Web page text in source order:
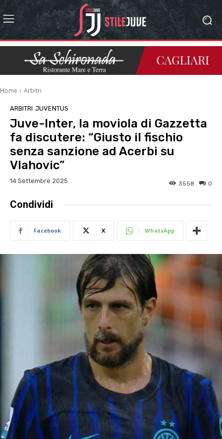
Home Arbitri
ARBITRI JUVENTUS
Juve-Inter, la moviola di Gazzetta
fa discutere: “Giusto il fischio
senza sanzione ad Acerbi su
Vlahovic”
14 Settembre 2025 0
3558
Condividi
Facebook X WhatsApp